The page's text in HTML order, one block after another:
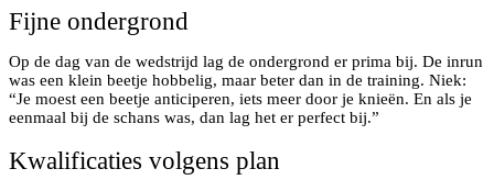
Fijne ondergrond
Op de dag van de wedstrijd lag de ondergrond er prima bij. De inrun
was een klein beetje hobbelig, maar beter dan in de training. Niek:
“Je moest een beetje anticiperen, iets meer door je knieën. En als je
eenmaal bij de schans was, dan lag het er perfect bij.”
Kwalificaties volgens plan